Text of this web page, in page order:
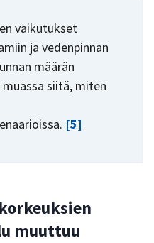
vaikutukset
ja vedenpinnan
määrän
siitä, miten
[5]
muuttuu